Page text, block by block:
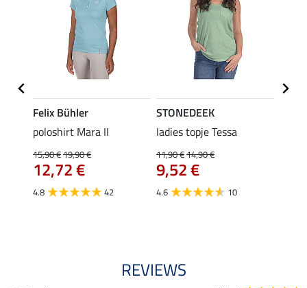
Felix Bühler
poloshirt Mara II
15,90 €19,90 €
12,72 €
4.8 42
STONEDEEK
ladies topje Tessa
11,90 €14,90 €
9,52 €
4.6 10
REVIEWS